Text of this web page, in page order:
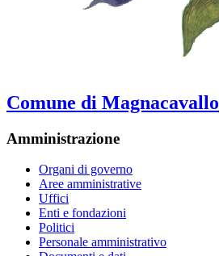
Comune di Magnacavallo
Amministrazione
Organi di governo
Aree amministrative
Uffici
Enti e fondazioni
Politici
Personale amministrativo